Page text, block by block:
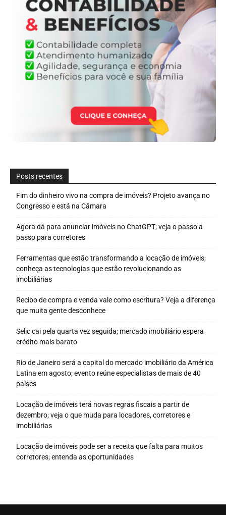
Posts recentes
Fim do dinheiro vivo na compra de imóveis? Projeto avança no
Congresso e está na Câmara
Agora dá para anunciar imóveis no ChatGPT; veja o passo a
passo para corretores
Ferramentas que estão transformando a locação de imóveis;
conheça as tecnologias que estão revolucionando as
imobiliárias
Recibo de compra e venda vale como escritura? Veja a diferença
que muita gente desconhece
Selic cai pela quarta vez seguida; mercado imobiliário espera
crédito mais barato
Rio de Janeiro será a capital do mercado imobiliário da América
Latina em agosto; evento reúne especialistas de mais de 40
países
Locação de imóveis terá novas regras fiscais a partir de
dezembro; veja o que muda para locadores, corretores e
imobiliárias
Locação de imóveis pode ser a receita que falta para muitos
corretores; entenda as oportunidades